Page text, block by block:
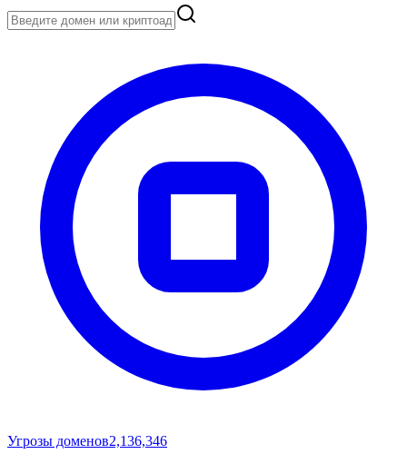
Угрозы доменов2,136,346